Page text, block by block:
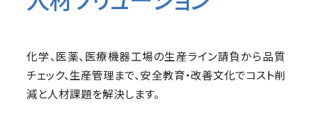
化学、医薬、医療機器工場の生産ライン請負から品質
チェック、生産管理まで、安全教育・改善文化でコスト削
減と人材課題を解決します。